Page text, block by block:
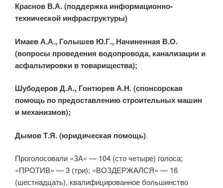
Краснов В.А. (поддержка информационно-
технической инфраструктуры)
Имаев А.А., Голышев Ю.Г., Начиненная В.О.
(вопросы проведения водопровода, канализации и
асфальтировки в товарищества);
Шубодеров Д.А., Гонтюрев А.Н. (спонсорская
помощь по предоставлению строительных машин
и механизмов);
Дымов Т.Я. (юридическая помощь).
Проголосовали «ЗА» — 104 (сто четыре) голоса;
«ПРОТИВ» — 3 (три); «ВОЗДЕРЖАЛСЯ» — 16
(шестнадцать), квалифицированное большинство